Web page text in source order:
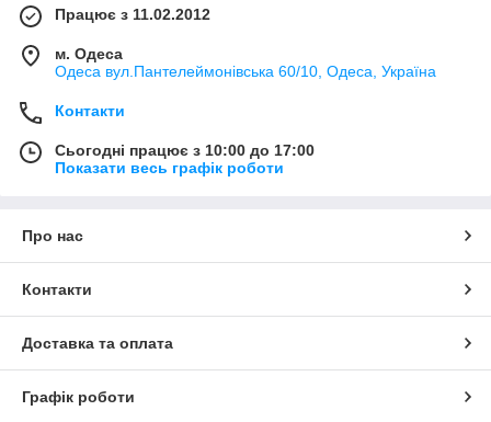
Працює з 11.02.2012
м. Одеса
Одеса вул.Пантелеймонівська 60/10, Одеса, Україна
Контакти
Сьогодні працює з 10:00 до 17:00
Показати весь графік роботи
Про нас
Контакти
Доставка та оплата
Графік роботи